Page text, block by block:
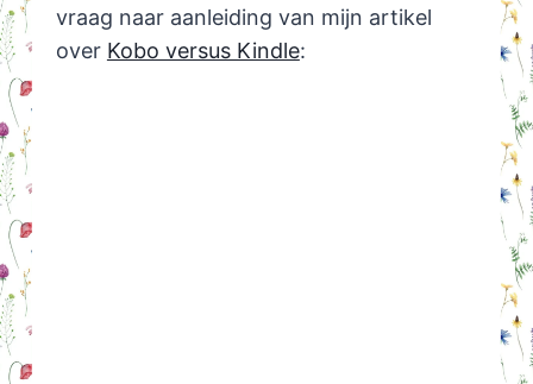
vraag naar aanleiding van mijn artikel
over Kobo versus Kindle: